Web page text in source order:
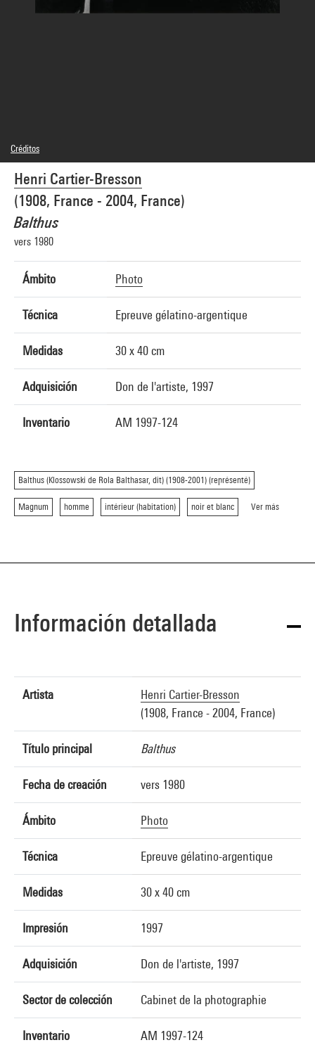
Henri Cartier-Bresson
(1908, France - 2004, France)
Balthus
vers 1980
Ámbito Photo
Técnica Epreuve gélatino-argentique
Medidas 30 x 40 cm
Adquisición Don de l'artiste, 1997
Inventario AM 1997-124
Balthus (Klossowski de Rola Balthasar, dit) (1908-2001) (représenté)
Magnum homme intérieur (habitation) noir et blanc Ver más
Créditos
© Henri Cartier-Bresson / Magnum Photos
Créditos fotográficos : Centre Pompidou, MNAM-CCI/Jean-Claude Planchet/Dist.
GrandPalaisRmn
Referencia de la imagen : 4R10518 [1998 CX 0757]
Información detallada
Artista
Henri Cartier-Bresson
(1908, France - 2004, France)
Título principal Balthus
Fecha de creación vers 1980
Ámbito Photo
Técnica Epreuve gélatino-argentique
Medidas 30 x 40 cm
Impresión 1997
Adquisición Don de l'artiste, 1997
Sector de colección Cabinet de la photographie
Inventario AM 1997-124